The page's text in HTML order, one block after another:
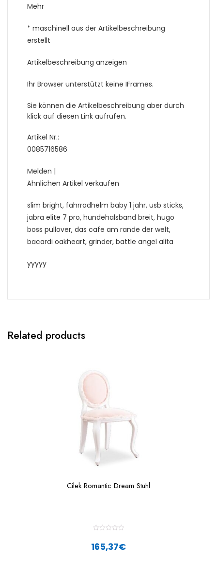
Mehr
* maschinell aus der Artikelbeschreibung
erstellt
Artikelbeschreibung anzeigen
Ihr Browser unterstützt keine IFrames.
Sie können die Artikelbeschreibung aber durch
klick auf diesen Link aufrufen.
Artikel Nr.:
0085716586
Melden |
Ähnlichen Artikel verkaufen
slim bright, fahrradhelm baby 1 jahr, usb sticks,
jabra elite 7 pro, hundehalsband breit, hugo
boss pullover, das cafe am rande der welt,
bacardi oakheart, grinder, battle angel alita
yyyyy
Related products
Cilek Romantic Dream Stuhl
165,37€